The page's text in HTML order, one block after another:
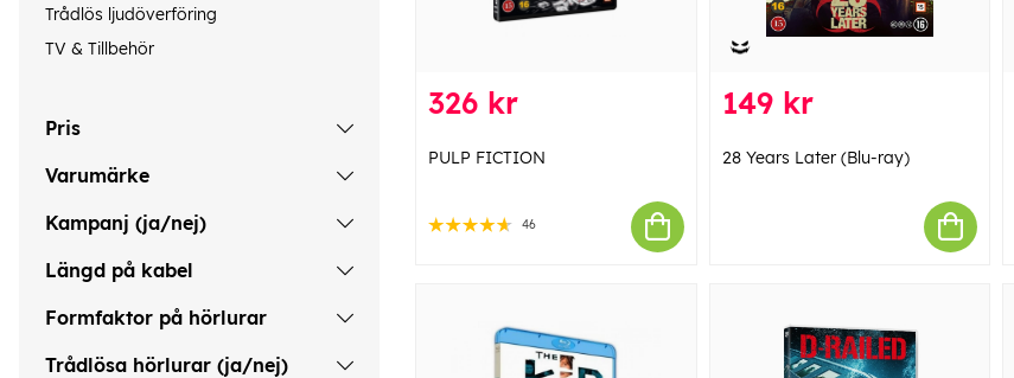
Trådlös ljudöverföring
TV & Tillbehör
Pris
Varumärke
Kampanj (ja/nej)
Längd på kabel
Formfaktor på hörlurar
Trådlösa hörlurar (ja/nej)
326 kr
PULP FICTION
46
149 kr
28 Years Later (Blu-ray)